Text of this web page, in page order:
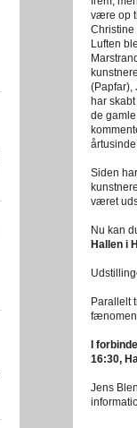
være op
Christine
Luften
(Papfar),
har
de
Siden
været
Nu kan
Hallen i
Parallelt
I
16:30,
Jens